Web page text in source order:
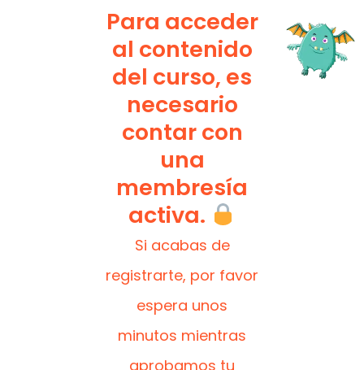
Para acceder
al contenido
del curso, es
necesario
contar con
una
membresía
activa.
Si acabas de
registrarte, por favor
espera unos
minutos mientras
aprobamos tu